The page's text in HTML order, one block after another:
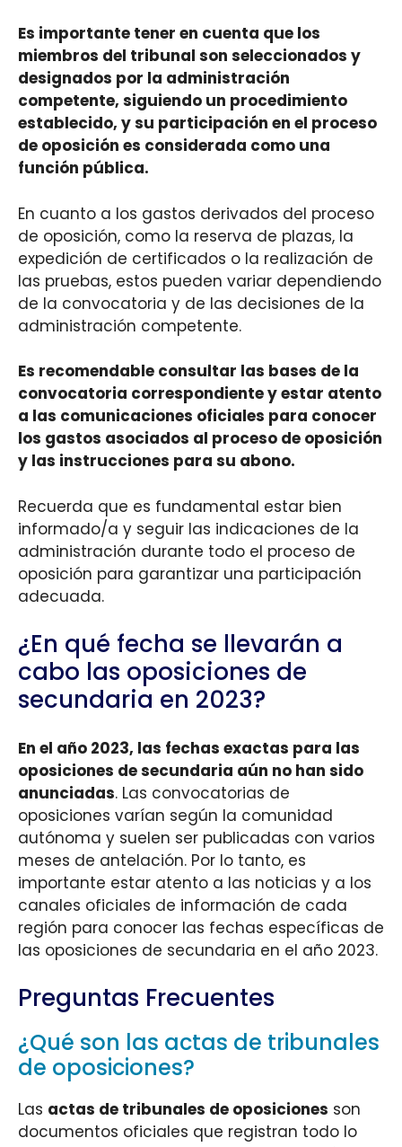
Es importante tener en cuenta que los
miembros del tribunal son seleccionados y
designados por la administración
competente, siguiendo un procedimiento
establecido, y su participación en el proceso
de oposición es considerada como una
función pública.
En cuanto a los gastos derivados del proceso
de oposición, como la reserva de plazas, la
expedición de certificados o la realización de
las pruebas, estos pueden variar dependiendo
de la convocatoria y de las decisiones de la
administración competente.
Es recomendable consultar las bases de la
convocatoria correspondiente y estar atento
a las comunicaciones oficiales para conocer
los gastos asociados al proceso de oposición
y las instrucciones para su abono.
Recuerda que es fundamental estar bien
informado/a y seguir las indicaciones de la
administración durante todo el proceso de
oposición para garantizar una participación
adecuada.
¿En qué fecha se llevarán a
cabo las oposiciones de
secundaria en 2023?
En el año 2023, las fechas exactas para las
oposiciones de secundaria aún no han sido
anunciadas. Las convocatorias de
oposiciones varían según la comunidad
autónoma y suelen ser publicadas con varios
meses de antelación. Por lo tanto, es
importante estar atento a las noticias y a los
canales oficiales de información de cada
región para conocer las fechas específicas de
las oposiciones de secundaria en el año 2023.
Preguntas Frecuentes
¿Qué son las actas de tribunales
de oposiciones?
Las actas de tribunales de oposiciones son
documentos oficiales que registran todo lo